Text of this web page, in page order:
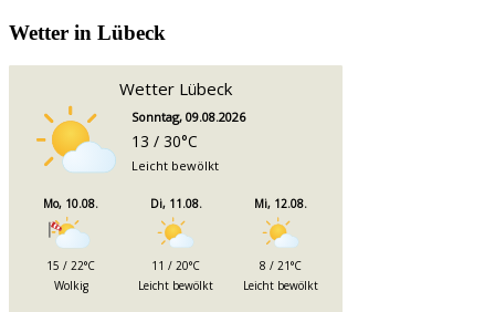
Wetter in Lübeck
Wetter Lübeck
Sonntag, 09.08.2026
13 / 30°C
Leicht bewölkt
Mo, 10.08.
15 / 22°C
Wolkig
Di, 11.08.
11 / 20°C
Leicht bewölkt
Mi, 12.08.
8 / 21°C
Leicht bewölkt